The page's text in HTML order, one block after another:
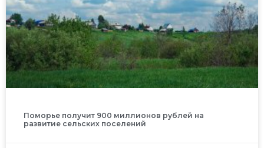
Поморье получит 900 миллионов рублей на
развитие сельских поселений